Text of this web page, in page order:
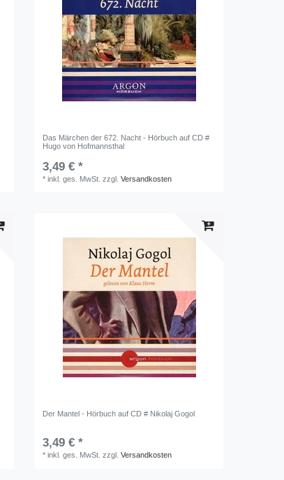
Das Märchen der 672. Nacht - Hörbuch auf CD #
Hugo von Hofmannsthal
3,49 € *
*inkl. ges. MwSt. zzgl.Versandkosten
Der Mantel - Hörbuch auf CD # Nikolaj Gogol
3,49 € *
*inkl. ges. MwSt. zzgl.Versandkosten